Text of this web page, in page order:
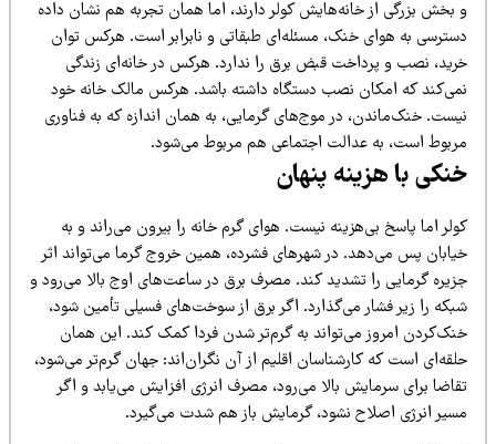
بخش بزرگی از خانه‌هایش کولر دارند، اما همان تجربه هم نشان داده
به هوای خنک، مسئله‌ای طبقاتی و نابرابر است. هرکس توان
نصب و پرداخت قبض برق را ندارد. هرکس در خانه‌ای زندگی
که امکان نصب دستگاه داشته باشد. هرکس مالک خانه خود
خنک‌ماندن، در موج‌های گرمایی، به همان اندازه که به فناوری
است، به عدالت اجتماعی هم مربوط می‌شود.
با هزینه پنهان
اما پاسخ بی‌هزینه نیست. هوای گرم خانه را بیرون می‌راند و به
پس می‌دهد. در شهرهای فشرده، همین خروج گرما می‌تواند اثر
گرمایی را تشدید کند. مصرف برق در ساعت‌های اوج بالا می‌رود و
را زیر فشار می‌گذارد. اگر برق از سوخت‌های فسیلی تأمین شود،
امروز می‌تواند به گرم‌تر شدن فردا کمک کند. این همان
است که کارشناسان اقلیم از آن نگران‌اند: جهان گرم‌تر می‌شود،
برای سرمایش بالا می‌رود، مصرف انرژی افزایش می‌یابد و اگر
انرژی اصلاح نشود، گرمایش باز هم شدت می‌گیرد.